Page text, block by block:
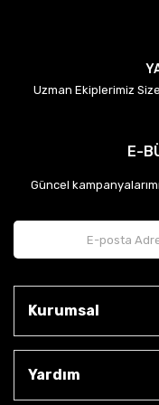
Uzman Ekiplerimiz
E-
Güncel
Kurumsal
Yardım